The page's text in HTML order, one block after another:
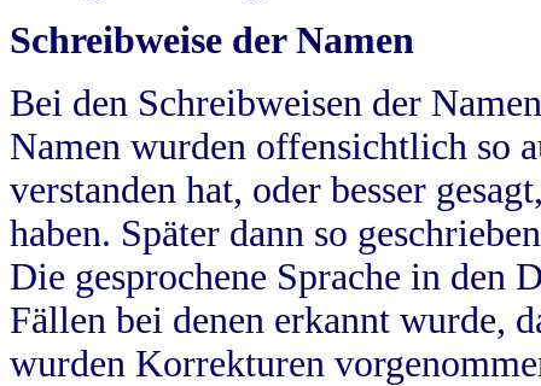
Schreibweise der Namen
Bei den Schreibweisen der
Namen wurden offensichtlich so
verstanden hat, oder besser
haben. Später dann so
Die gesprochene Sprache in
Fällen bei denen erkannt wurde,
wurden Korrekturen